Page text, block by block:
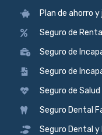
Plan de ahorro
Seguro de
Seguro de
Seguro de
Seguro de Salud
Seguro Dental
Seguro Dental y